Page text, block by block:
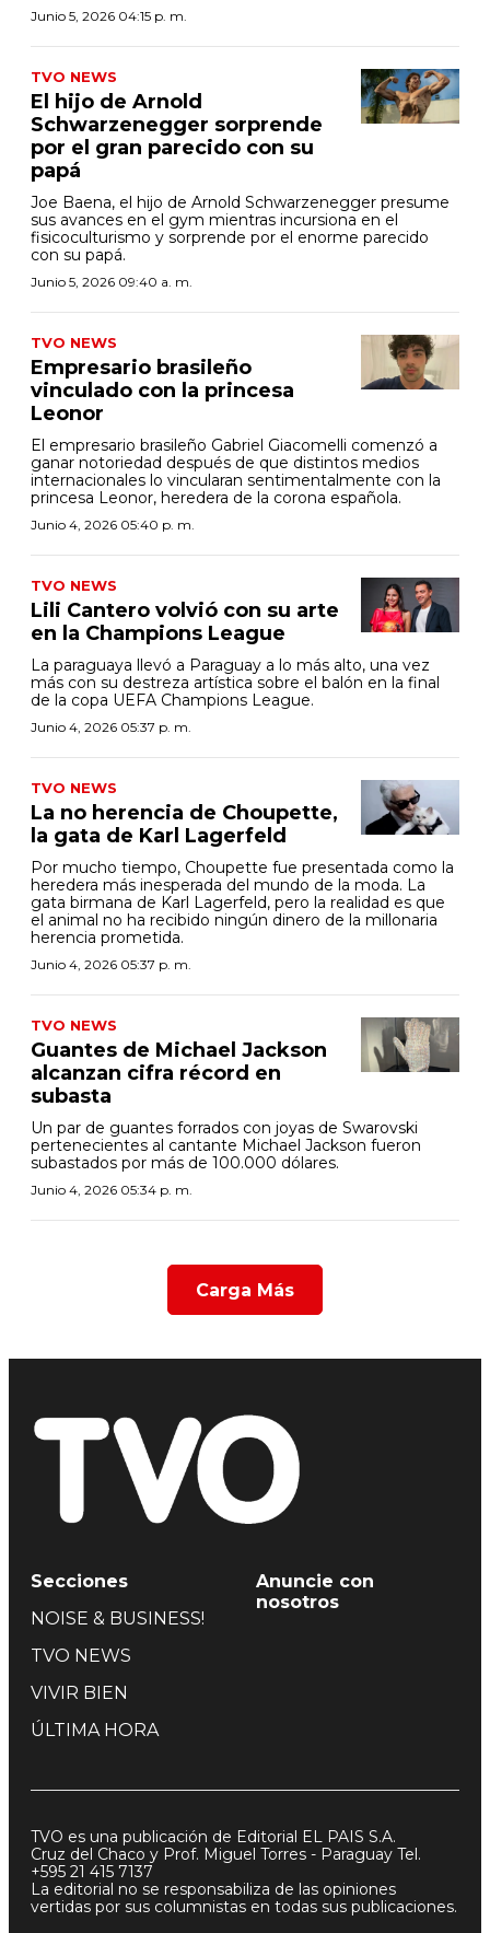
Junio 5, 2026 04:15 p. m.
TVO NEWS
El hijo de Arnold
Schwarzenegger sorprende
por el gran parecido con su
papá
Joe Baena, el hijo de Arnold Schwarzenegger presume
sus avances en el gym mientras incursiona en el
fisicoculturismo y sorprende por el enorme parecido
con su papá.
Junio 5, 2026 09:40 a. m.
TVO NEWS
Empresario brasileño
vinculado con la princesa
Leonor
El empresario brasileño Gabriel Giacomelli comenzó a
ganar notoriedad después de que distintos medios
internacionales lo vincularan sentimentalmente con la
princesa Leonor, heredera de la corona española.
Junio 4, 2026 05:40 p. m.
TVO NEWS
Lili Cantero volvió con su arte
en la Champions League
La paraguaya llevó a Paraguay a lo más alto, una vez
más con su destreza artística sobre el balón en la final
de la copa UEFA Champions League.
Junio 4, 2026 05:37 p. m.
TVO NEWS
La no herencia de Choupette,
la gata de Karl Lagerfeld
Por mucho tiempo, Choupette fue presentada como la
heredera más inesperada del mundo de la moda. La
gata birmana de Karl Lagerfeld, pero la realidad es que
el animal no ha recibido ningún dinero de la millonaria
herencia prometida.
Junio 4, 2026 05:37 p. m.
TVO NEWS
Guantes de Michael Jackson
alcanzan cifra récord en
subasta
Un par de guantes forrados con joyas de Swarovski
pertenecientes al cantante Michael Jackson fueron
subastados por más de 100.000 dólares.
Junio 4, 2026 05:34 p. m.
Carga Más
Secciones
NOISE & BUSINESS!
TVO NEWS
VIVIR BIEN
ÚLTIMA HORA
Anuncie con
nosotros
TVO es una publicación de Editorial EL PAIS S.A.
Cruz del Chaco y Prof. Miguel Torres - Paraguay Tel.
+595 21 415 7137
La editorial no se responsabiliza de las opiniones
vertidas por sus columnistas en todas sus publicaciones.